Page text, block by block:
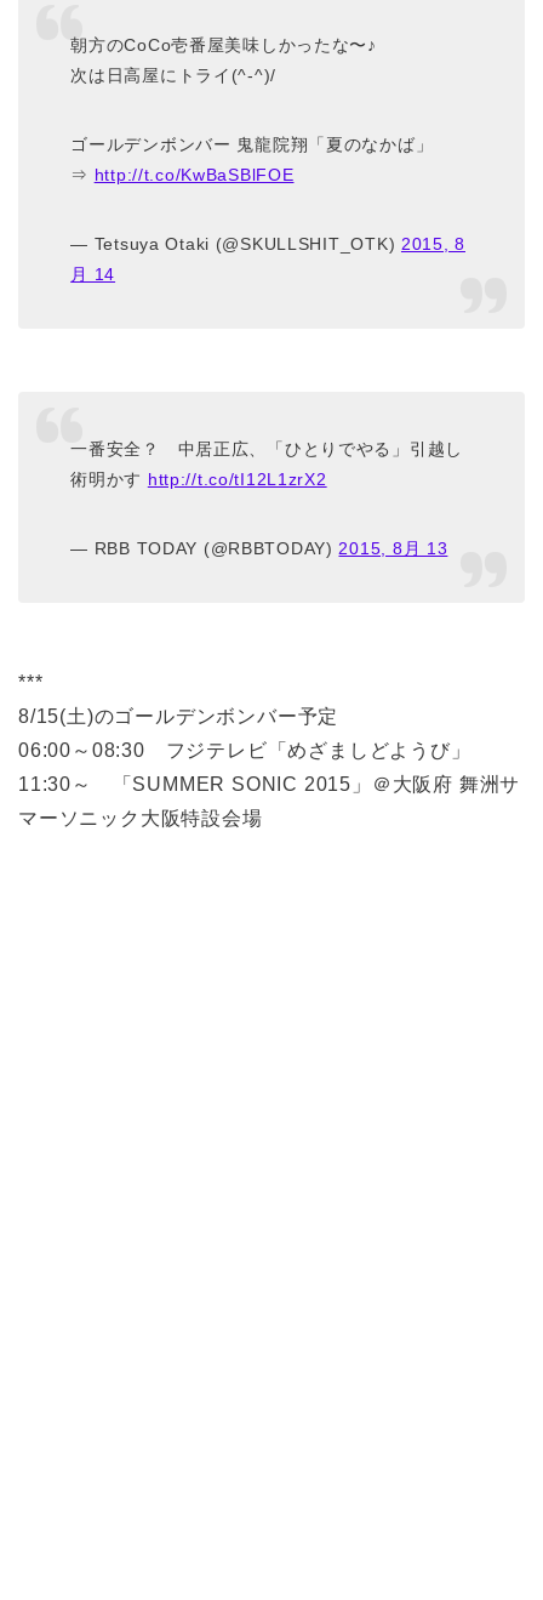
朝方のCoCo壱番屋美味しかったな〜♪
次は日高屋にトライ(^-^)/
ゴールデンボンバー 鬼龍院翔「夏のなかば」
⇒ http://t.co/KwBaSBlFOE
— Tetsuya Otaki (@SKULLSHIT_OTK) 2015, 8
月 14
一番安全？ 中居正広、「ひとりでやる」引越し
術明かす http://t.co/tI12L1zrX2
— RBB TODAY (@RBBTODAY) 2015, 8月 13
***
8/15(土)のゴールデンボンバー予定
06:00～08:30 フジテレビ「めざましどようび」
11:30～ 「SUMMER SONIC 2015」＠大阪府 舞洲サ
マーソニック大阪特設会場